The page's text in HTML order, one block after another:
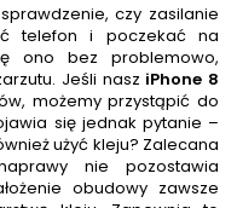
czy zasilanie
telefon i poczekać na
ono bez problemowo,
Jeśli nasz iPhone 8
możemy przystąpić do
się jednak pytanie –
użyć kleju? Zalecana
nie pozostawia
obudowy zawsze